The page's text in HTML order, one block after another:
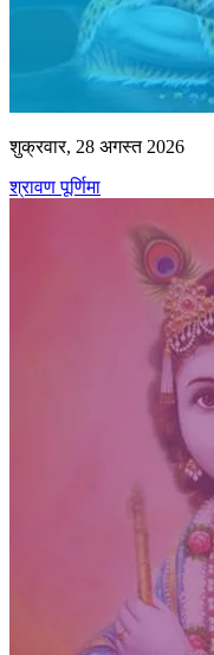
शुक्रवार, 28 अगस्त 2026
श्रावण पूर्णिमा